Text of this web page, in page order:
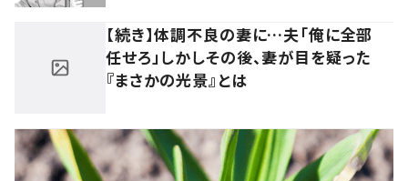
【続き】体調不良の妻に…夫「俺に全部
任せろ」しかしその後、妻が目を疑った
『まさかの光景』とは